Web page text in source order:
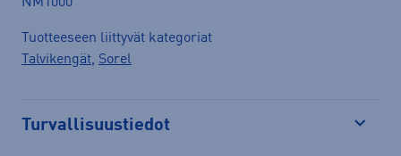
Tuotteeseen liittyvät kategoriat
Talvikengät, Sorel
Turvallisuustiedot